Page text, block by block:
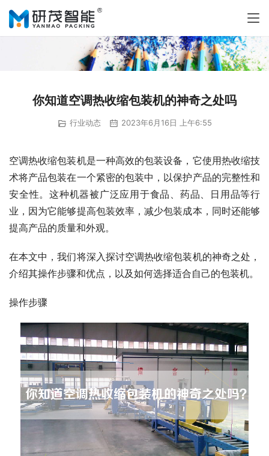
你知道空调热收缩包装机的神奇之处吗
行业动态 2023年6月16日 上午6:55
空调热收缩包装机是一种高效的包装设备，它使用热收缩技
术将产品包装在一个紧密的包装中，以保护产品的完整性和
安全性。这种机器被广泛应用于食品、药品、日用品等行
业，因为它能够提高包装效率，减少包装成本，同时还能够
提高产品的质量和外观。
在本文中，我们将深入探讨空调热收缩包装机的神奇之处，
介绍其操作步骤和优点，以及如何选择适合自己的包装机。
操作步骤